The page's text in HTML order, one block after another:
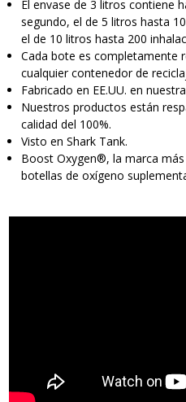
El envase de 3 litros contiene
segundo, el de 5 litros hasta
el de 10 litros hasta 200
Cada bote es completamente
cualquier contenedor de
Fabricado en EE.UU. en
Nuestros productos están
calidad del 100%.
Visto en Shark Tank.
Boost Oxygen®, la marca
botellas de oxígeno